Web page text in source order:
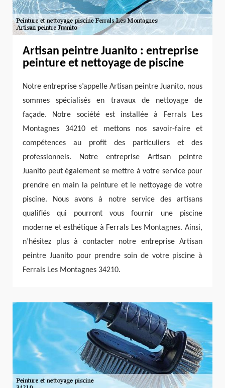
Artisan peintre Juanito : entreprise
peinture et nettoyage de piscine
Notre entreprise s’appelle Artisan peintre Juanito, nous
sommes spécialisés en travaux de nettoyage de
façade. Notre société est installée à Ferrals Les
Montagnes 34210 et mettons nos savoir-faire et
compétences au profit des particuliers et des
professionnels. Notre entreprise Artisan peintre
Juanito peut également se mettre à votre service pour
prendre en main la peinture et le nettoyage de votre
piscine. Nous avons à notre service des artisans
qualifiés qui pourront vous fournir une piscine
moderne et esthétique à Ferrals Les Montagnes. Ainsi,
n’hésitez plus à contacter notre entreprise Artisan
peintre Juanito pour prendre soin de votre piscine à
Ferrals Les Montagnes 34210.